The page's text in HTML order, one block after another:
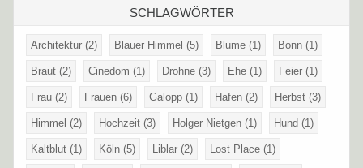
SCHLAGWÖRTER
Architektur (2) Blauer Himmel (5) Blume (1) Bonn (1)
Braut (2) Cinedom (1) Drohne (3) Ehe (1) Feier (1)
Frau (2) Frauen (6) Galopp (1) Hafen (2) Herbst (3)
Himmel (2) Hochzeit (3) Holger Nietgen (1) Hund (1)
Kaltblut (1) Köln (5) Liblar (2) Lost Place (1)